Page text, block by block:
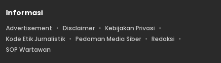
Informasi
Advertisement Disclaimer
Kebijakan Privasi
Kode Etik Jurnalistik
Pedoman Media Siber
Redaksi
SOP Wartawan